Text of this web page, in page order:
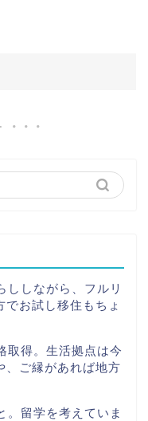
ししながら、フルリ
お試し移住もちょ
取得。生活拠点は今
、ご縁があれば地方
。留学を考えていま